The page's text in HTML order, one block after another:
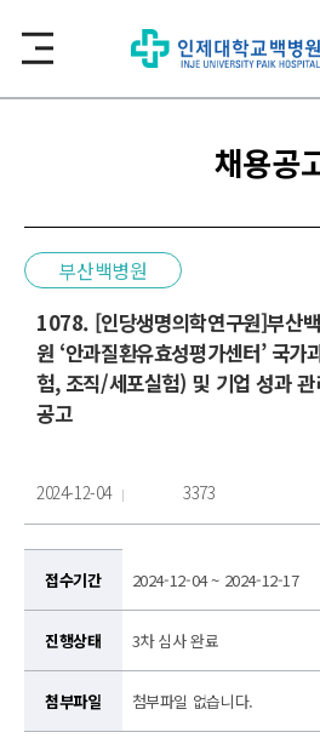
채용공
부산백병원
1078. [인당생명의학연구원]부산
원 ‘안과질환유효성평가센터’ 국
험, 조직/세포실험) 및 기업 성과
공고
2024-12-04 3373
접수기간 2024-12-04 ~ 2024-12-17
진행상태 3차 심사 완료
첨부파일 첨부파일 없습니다.